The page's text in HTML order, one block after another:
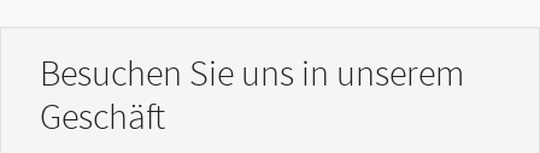
Besuchen Sie uns in unserem
Geschäft